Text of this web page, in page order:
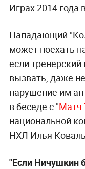
Играх 2014 года
Нападающий
может поехать
если
вызвать, даже
нарушение им
в беседе с "Матч
национальной
НХЛ Илья
"Если Ничушкин